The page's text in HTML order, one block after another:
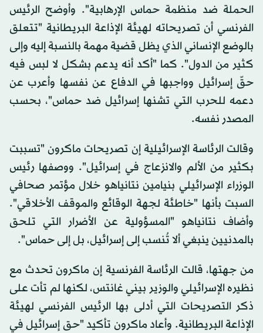
الحملة ضد منظمة حماس الإرهابية". وأوضح الرئيس
الفرنسي أن تصريحاته لهيئة الإذاعة البريطانية "تتعلق
بالوضع الإنساني الذي يظل قضية مهمة بالنسبة إليه وإلى
كثير من الدول". كما "أكد أنه يدعم بشكل لا لبس فيه
حقّ إسرائيل وواجبها في الدفاع عن نفسها وأعرب عن
دعمه للحرب التي تشنها إسرائيل ضد حماس"، بحسب
المصدر نفسه.
وقالت الرئاسة الإسرائيلية إن تصريحات ماكرون "تسببت
بكثير من الألم والانزعاج في إسرائيل". ووصفها رئيس
الوزراء الإسرائيلي بنيامين نتانياهو خلال مؤتمر صحافي
السبت بأنها "خاطئة لجهة الوقائع والموقف الأخلاقي".
وأضاف نتانياهو "المسؤولية عن الأضرار التي تلحق
بالمدنيين ينبغي ألا تُنسب إلى إسرائيل، بل إلى حماس".
من جهتها، قالت الرئاسة الفرنسية إن ماكرون تحدث مع
نظيره الإسرائيلي والوزير بيني غانتس، لكنها لم تأت على
ذكر التصريحات التي أدلى بها الرئيس الفرنسي لهيئة
الإذاعة البريطانية. وأعاد ماكرون تأكيد "حق إسرائيل في